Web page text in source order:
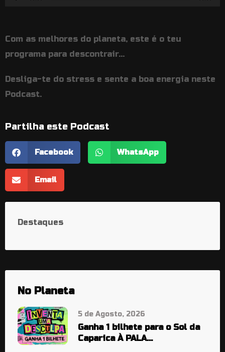
Com as melhores do planeta, este é o teu
programa para descontrair…
Desliga-te do stress e sente a boa energia neste
Podcast.
Partilha este Podcast
Facebook WhatsApp
Email
Destaques
No Planeta
5 de Agosto, 2026
Ganha 1 bilhete para o Sol da
Caparica À PALA…